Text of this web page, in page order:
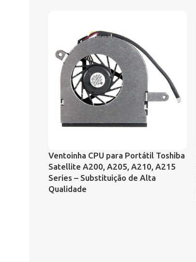
Ventoinha CPU para Portátil Toshiba
Satellite A200, A205, A210, A215
Series – Substituição de Alta
Qualidade